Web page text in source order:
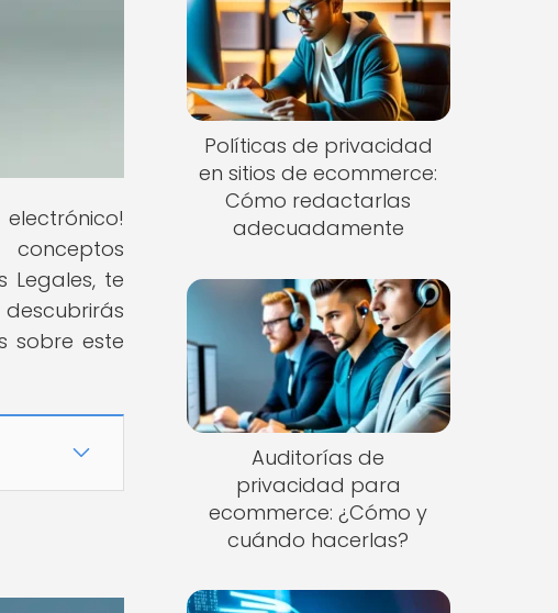
Legales, te
sobre este
Políticas de privacidad
en sitios de ecommerce:
Cómo redactarlas
adecuadamente
Auditorías de
privacidad para
ecommerce: ¿Cómo y
cuándo hacerlas?